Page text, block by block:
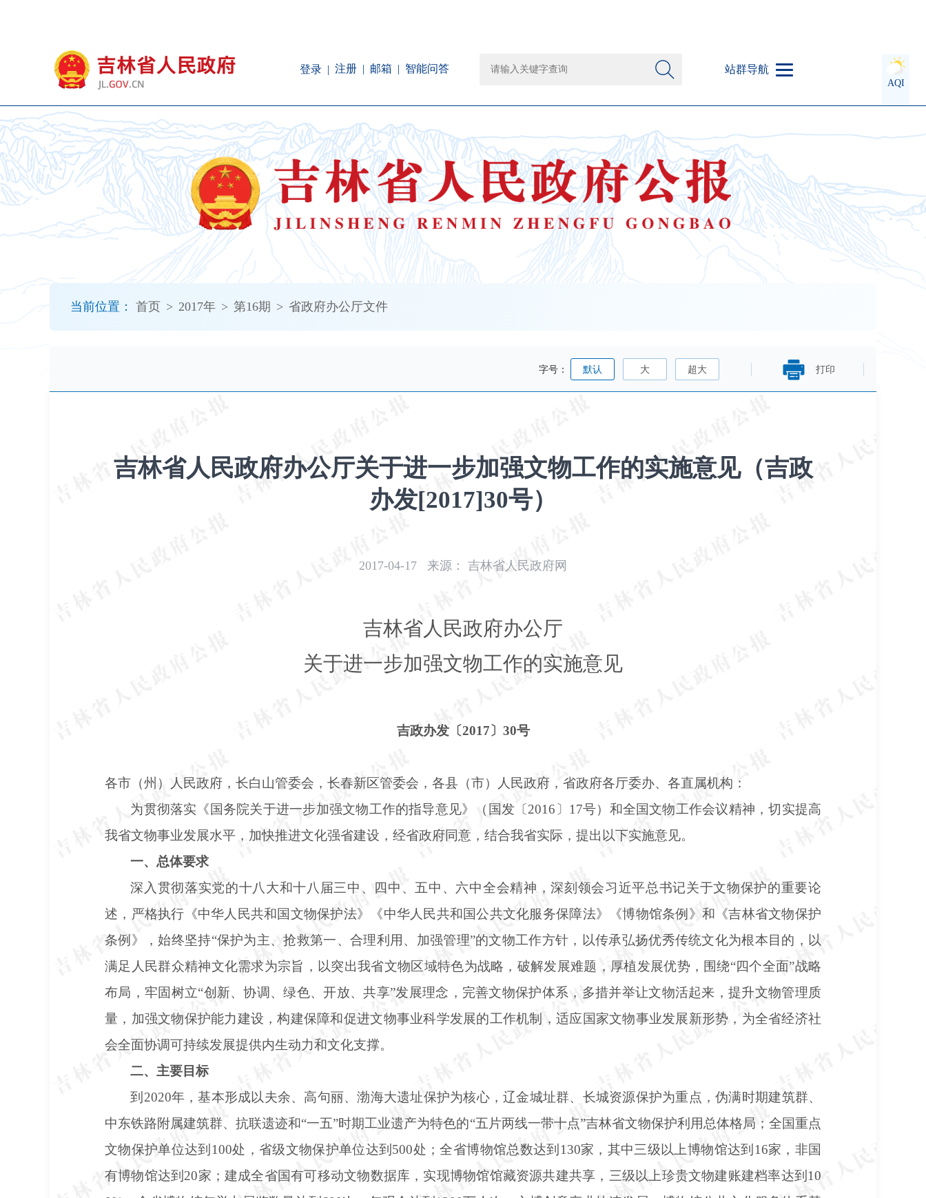
登录 注册 邮箱 智能问答 站群导航
AQI
当前位置： 首页 > 2017年 > 第16期 > 省政府办公厅文件
打印
字号： 默认 大 超大
吉林省人民政府办公厅关于进一步加强文物工作的实施意见（吉政
办发[2017]30号）
2017-04-17 来源： 吉林省人民政府网
吉林省人民政府办公厅
关于进一步加强文物工作的实施意见
吉政办发〔2017〕30号
各市（州）人民政府，长白山管委会，长春新区管委会，各县（市）人民政府，省政府各厅委办、各直属机构：
为贯彻落实《国务院关于进一步加强文物工作的指导意见》（国发〔2016〕17号）和全国文物工作会议精神，切实提高
我省文物事业发展水平，加快推进文化强省建设，经省政府同意，结合我省实际，提出以下实施意见。
一、总体要求
深入贯彻落实党的十八大和十八届三中、四中、五中、六中全会精神，深刻领会习近平总书记关于文物保护的重要论
述，严格执行《中华人民共和国文物保护法》《中华人民共和国公共文化服务保障法》《博物馆条例》和《吉林省文物保护
条例》，始终坚持“保护为主、抢救第一、合理利用、加强管理”的文物工作方针，以传承弘扬优秀传统文化为根本目的，以
满足人民群众精神文化需求为宗旨，以突出我省文物区域特色为战略，破解发展难题，厚植发展优势，围绕“四个全面”战略
布局，牢固树立“创新、协调、绿色、开放、共享”发展理念，完善文物保护体系，多措并举让文物活起来，提升文物管理质
量，加强文物保护能力建设，构建保障和促进文物事业科学发展的工作机制，适应国家文物事业发展新形势，为全省经济社
会全面协调可持续发展提供内生动力和文化支撑。
二、主要目标
到 2020年，基本形成以夫余、高句丽、渤海大遗址保护为核心，辽金城址群、长城资源保护为重点，伪满时期建筑群、
中东铁路附属建筑群、抗联遗迹和“一五”时期工业遗产为特色的“五片两线一带十点”吉林省文物保护利用总体格局；全国重点
文物保护单位达到100处，省级文物保护单位达到500处；全省博物馆总数达到130家，其中三级以上博物馆达到16家，非国
有博物馆达到20家；建成全省国有可移动文物数据库，实现博物馆馆藏资源共建共享，三级以上珍贵文物建账建档率达到10
障
碍
说
明
页
面,
按
加